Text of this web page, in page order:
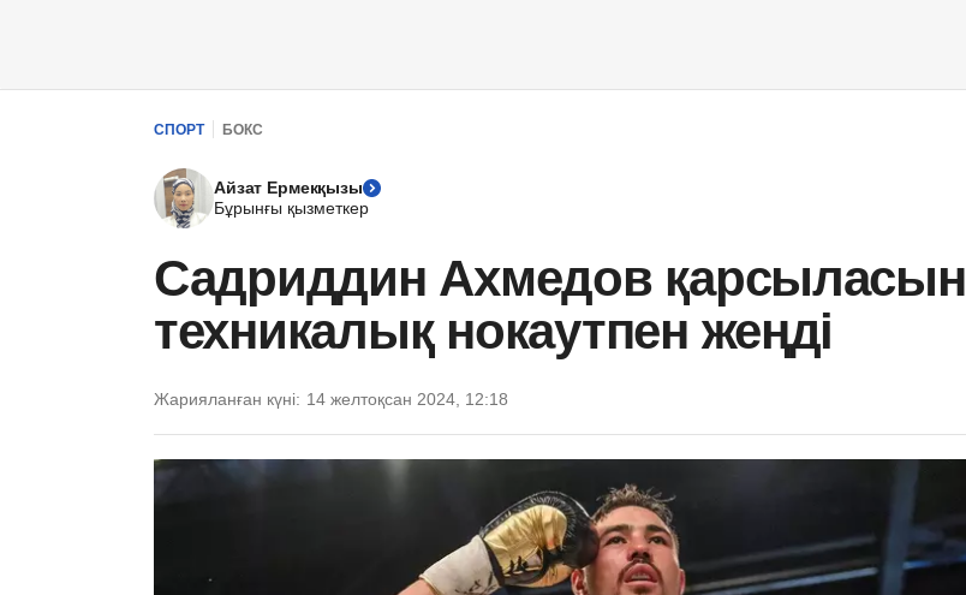
СПОРТ БОКС
Айзат Ермекқызы
Бұрынғы қызметкер
Садриддин Ахмедов қарсыласын
техникалық нокаутпен жеңді
Жарияланған күні: 14 желтоқсан 2024, 12:18